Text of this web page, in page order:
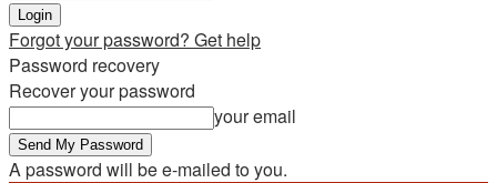
Forgot your password? Get help
Password recovery
Recover your password
your email
A password will be e-mailed to you.